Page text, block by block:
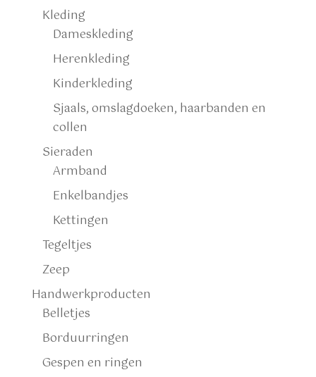
Kleding
Dameskleding
Herenkleding
Kinderkleding
Sjaals, omslagdoeken, haarbanden en
collen
Sieraden
Armband
Enkelbandjes
Kettingen
Tegeltjes
Zeep
Handwerkproducten
Belletjes
Borduurringen
Gespen en ringen